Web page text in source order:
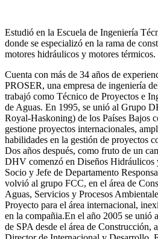
Estudió en la Escuela de Ingeniería
donde se especializó en la rama de
motores hidráulicos y motores
Cuenta con más de 34 años de
PROSER, una empresa de ingeniería
trabajó como Técnico de Proyectos e
de Aguas. En 1995, se unió al Grupo
Royal-Haskoning) de los Países Bajos
gestione proyectos internacionales,
habilidades en la gestión de proyectos
Dos años después, como fruto de un
DHV comenzó en Diseños
Socio y Jefe de Departamento
volvió al grupo FCC, en el área de
Aguas, Servicios y Procesos
Proyecto para el área internacional,
en la compañia.En el año 2005 se unió
de SPA desde el área de Construcción,